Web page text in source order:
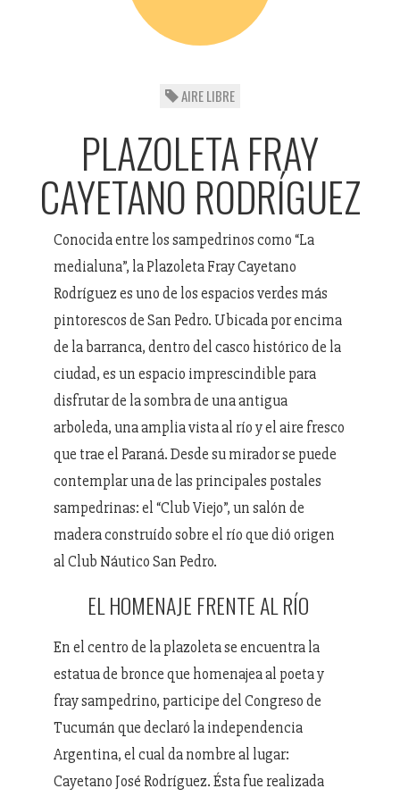
AIRE LIBRE
PLAZOLETA FRAY
CAYETANO RODRÍGUEZ
Conocida entre los sampedrinos como “La
medialuna”, la Plazoleta Fray Cayetano
Rodríguez es uno de los espacios verdes más
pintorescos de San Pedro. Ubicada por encima
de la barranca, dentro del casco histórico de la
ciudad, es un espacio imprescindible para
disfrutar de la sombra de una antigua
arboleda, una amplia vista al río y el aire fresco
que trae el Paraná. Desde su mirador se puede
contemplar una de las principales postales
sampedrinas: el “Club Viejo”, un salón de
madera construído sobre el río que dió origen
al Club Náutico San Pedro.
EL HOMENAJE FRENTE AL RÍO
En el centro de la plazoleta se encuentra la
estatua de bronce que homenajea al poeta y
fray sampedrino, participe del Congreso de
Tucumán que declaró la independencia
Argentina, el cual da nombre al lugar:
Cayetano José Rodríguez. Ésta fue realizada